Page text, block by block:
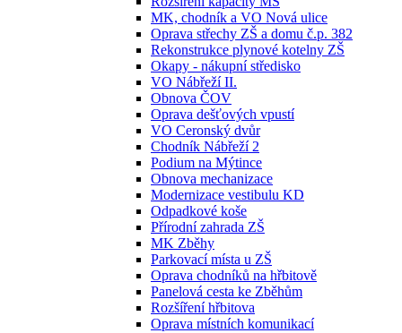
MK, chodník a VO Nová ulice
Oprava střechy ZŠ a domu č.p. 382
Rekonstrukce plynové kotelny ZŠ
Okapy - nákupní středisko
VO Nábřeží II.
Obnova ČOV
Oprava dešťových vpustí
VO Ceronský dvůr
Chodník Nábřeží 2
Podium na Mýtince
Obnova mechanizace
Modernizace vestibulu KD
Odpadkové koše
Přírodní zahrada ZŠ
MK Zběhy
Parkovací místa u ZŠ
Oprava chodníků na hřbitově
Panelová cesta ke Zběhům
Rozšíření hřbitova
Oprava místních komunikací